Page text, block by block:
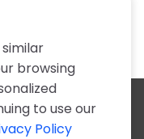
I J K
browsing
to use our
Policy